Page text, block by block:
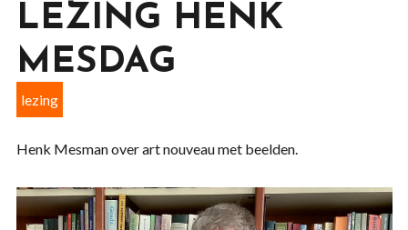
LEZING HENK
MESDAG
lezing
Henk Mesman over art nouveau met beelden.